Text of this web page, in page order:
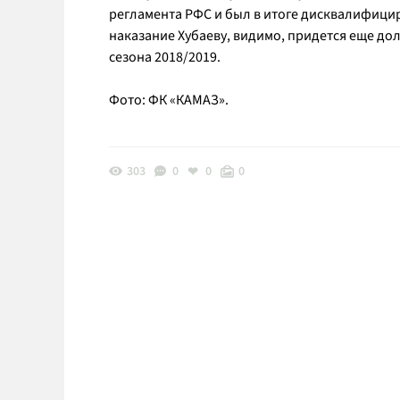
регламента РФС и был в итоге
наказание Хубаеву, видимо, придется еще
сезона 2018/2019.
Фото: ФК «КАМАЗ».
303 0 0 0